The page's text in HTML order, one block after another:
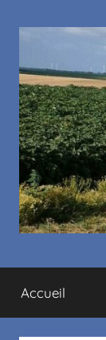
Cyclo
club
Accueil